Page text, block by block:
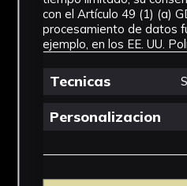
Fondo
con el Artículo 49 (1) (a)
procesamiento de datos
ejemplo, en los EE. UU.
Tecnicas
Personalizacion